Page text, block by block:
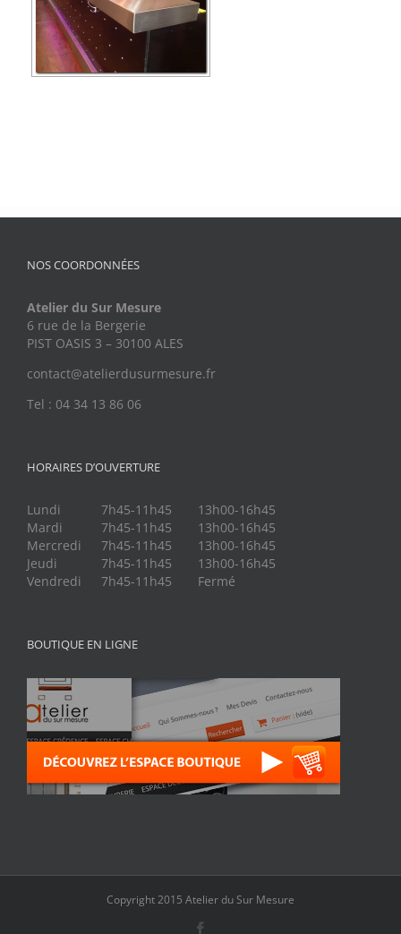
NOS COORDONNÉES
Atelier du Sur Mesure
6 rue de la Bergerie
PIST OASIS 3 – 30100 ALES
contact@atelierdusurmesure.fr
Tel : 04 34 13 86 06
HORAIRES D’OUVERTURE
Lundi 7h45-11h45
13h00-16h45
Mardi
7h45-11h45
13h00-16h45
Mercredi
7h45-11h45
13h00-16h45
Jeudi
7h45-11h45
13h00-16h45
Vendredi
7h45-11h45 Fermé
BOUTIQUE EN LIGNE
Copyright 2015 Atelier du Sur Mesure